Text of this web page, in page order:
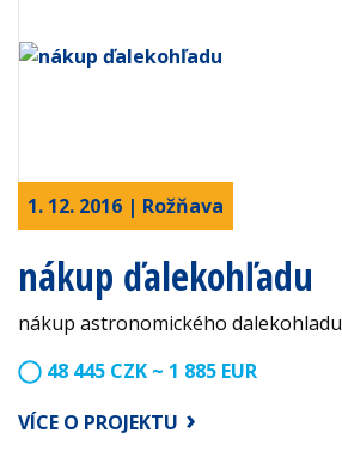
1. 12. 2016 | Rožňava
nákup ďalekohľadu
nákup astronomického dalekohladu
48 445 CZK ~ 1 885 EUR
VÍCE O PROJEKTU